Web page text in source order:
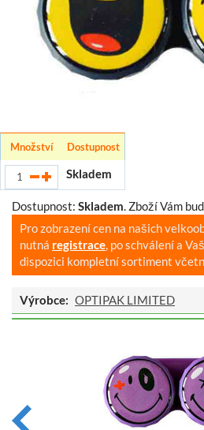
Množství Dostupnost
Skladem
Dostupnost: Skladem. Zboží Vám
Pro zobrazení cen na našich
nutná registrace, po schválení a
dispozici kompletní sortiment
Výrobce: OPTIPAK LIMITED